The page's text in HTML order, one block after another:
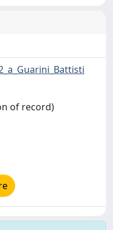
of record)